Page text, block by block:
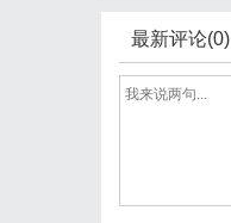
最新评论(0)